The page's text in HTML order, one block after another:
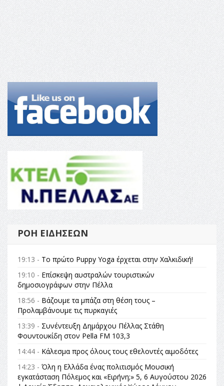
ΡΟΉ ΕΙΔΉΣΕΩΝ
19:13 - Το πρώτο Puppy Yoga έρχεται στην Χαλκιδική!
19:10 - Επίσκεψη αυστραλών τουριστικών
δημοσιογράφων στην Πέλλα
18:56 - Βάζουμε τα μπάζα στη θέση τους –
Προλαμβάνουμε τις πυρκαγιές
13:39 - Συνέντευξη Δημάρχου Πέλλας Στάθη
Φουντουκίδη στον Pella FM 103,3
14:44 - Κάλεσμα προς όλους τους εθελοντές αιμοδότες
14:23 - Όλη η Ελλάδα ένας πολιτισμός Μουσική
εγκατάσταση Πόλεμος και «Ειρήνη;» 5, 6 Αυγούστου 2026